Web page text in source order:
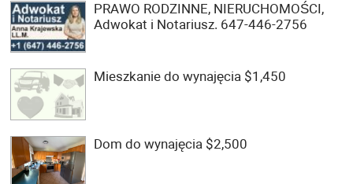
PRAWO RODZINNE, NIERUCHOMOŚCI,
Adwokat i Notariusz. 647-446-2756
Mieszkanie do wynajęcia $1,450
Dom do wynajęcia $2,500